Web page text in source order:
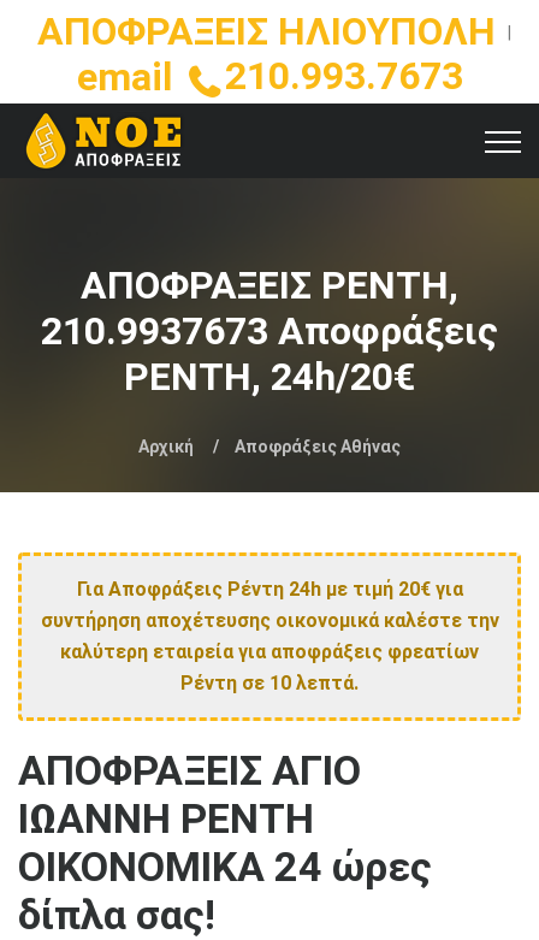
ΑΠΟΦΡΑΞΕΙΣ ΗΛΙΟΥΠΟΛΗ
email 210.993.7673
ΑΠΟΦΡΑΞΕΙΣ ΡΕΝΤΗ,
210.9937673 Αποφράξεις
ΡΕΝΤΗ, 24h/20€
Αρχική Αποφράξεις Αθήνας
Για Αποφράξεις Ρέντη 24h με τιμή 20€ για
συντήρηση αποχέτευσης οικονομικά καλέστε την
καλύτερη εταιρεία για αποφράξεις φρεατίων
Ρέντη σε 10 λεπτά.
ΑΠΟΦΡΑΞΕΙΣ ΑΓΙΟ
ΙΩΑΝΝΗ ΡΕΝΤΗ
ΟΙΚΟΝΟΜΙΚΑ 24 ώρες
δίπλα σας!